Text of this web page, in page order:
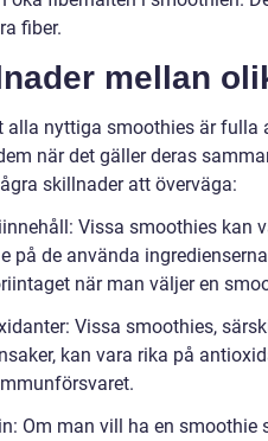
fiber.
mellan
alla nyttiga smoothies är fulla
när det gäller deras
skillnader att överväga:
Vissa smoothies kan
på de använda
när man väljer en
Vissa smoothies,
kan vara rika på
Om man vill ha en